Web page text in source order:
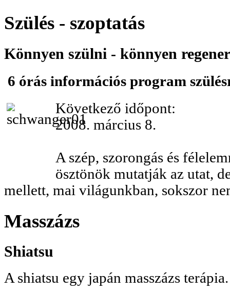
Szülés - szoptatás
Könnyen szülni - könnyen
6 órás információs program
Következő időpont:
2008. március 8.
A szép, szorongás és
ösztönök mutatják az utat,
mellett, mai világunkban, sokszor
Masszázs
Shiatsu
A shiatsu egy japán masszázs terápia.